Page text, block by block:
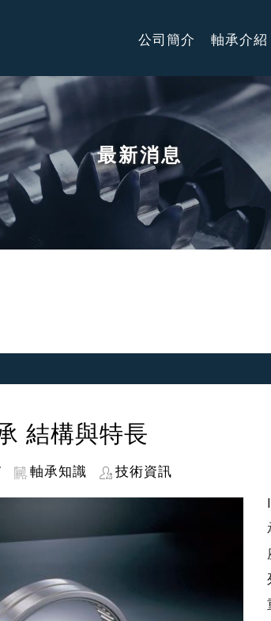
公司簡介 軸承介紹
最新消息
結構與特長
軸承知識 技術資訊